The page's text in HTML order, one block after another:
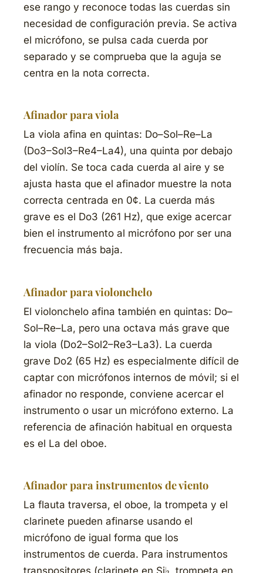
ese rango y reconoce todas las cuerdas sin
necesidad de configuración previa. Se activa
el micrófono, se pulsa cada cuerda por
separado y se comprueba que la aguja se
centra en la nota correcta.
Afinador para viola
La viola afina en quintas: Do–Sol–Re–La
(Do3–Sol3–Re4–La4), una quinta por debajo
del violín. Se toca cada cuerda al aire y se
ajusta hasta que el afinador muestre la nota
correcta centrada en 0¢. La cuerda más
grave es el Do3 (261 Hz), que exige acercar
bien el instrumento al micrófono por ser una
frecuencia más baja.
Afinador para violonchelo
El violonchelo afina también en quintas: Do–
Sol–Re–La, pero una octava más grave que
la viola (Do2–Sol2–Re3–La3). La cuerda
grave Do2 (65 Hz) es especialmente difícil de
captar con micrófonos internos de móvil; si el
afinador no responde, conviene acercar el
instrumento o usar un micrófono externo. La
referencia de afinación habitual en orquesta
es el La del oboe.
Afinador para instrumentos de viento
La flauta traversa, el oboe, la trompeta y el
clarinete pueden afinarse usando el
micrófono de igual forma que los
instrumentos de cuerda. Para instrumentos